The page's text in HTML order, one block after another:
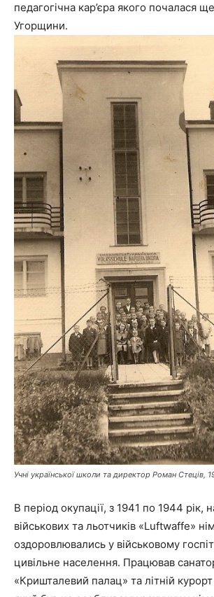
педагогічна кар’єра якого почалася
Угорщини.
Учні української школи та директор Роман Стеців,
В період окупації, з 1941 по 1944 рік,
військових та льотчиків «Luftwaffe»
оздоровлювались у військовому
цивільне населення. Працював
«Кришталевий палац» та літній